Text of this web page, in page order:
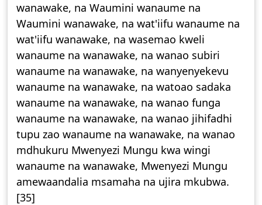
wanawake, na Waumini wanaume na
Waumini wanawake, na wat'iifu wanaume na
wat'iifu wanawake, na wasemao kweli
wanaume na wanawake, na wanao subiri
wanaume na wanawake, na wanyenyekevu
wanaume na wanawake, na watoao sadaka
wanaume na wanawake, na wanao funga
wanaume na wanawake, na wanao jihifadhi
tupu zao wanaume na wanawake, na wanao
mdhukuru Mwenyezi Mungu kwa wingi
wanaume na wanawake, Mwenyezi Mungu
amewaandalia msamaha na ujira mkubwa.
[35]